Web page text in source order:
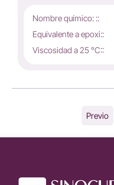
Nombre químico: ::
Equivalente a epoxi::
Viscosidad a 25 °C::
Previo